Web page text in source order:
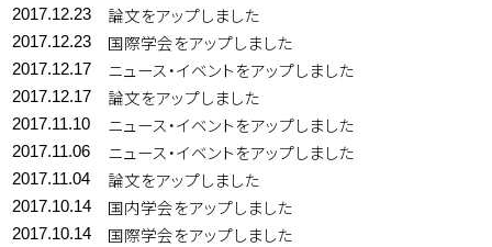
2017.12.23 論文をアップしました
2017.12.23 国際学会をアップしました
2017.12.17 ニュース・イベントをアップしました
2017.12.17 論文をアップしました
2017.11.10 ニュース・イベントをアップしました
2017.11.06 ニュース・イベントをアップしました
2017.11.04 論文をアップしました
2017.10.14 国内学会をアップしました
2017.10.14 国際学会をアップしました